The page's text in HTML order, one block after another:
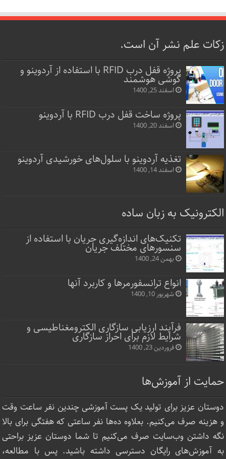
زکات علم نشر آن است.
پروژه قفل‌ درب RFID با استفاده از آردوینو و
گوشی هوشمند
اسفند 25, 1400
پروژه ساخت قفل‌ درب RFID با آردوینو
اسفند 20, 1400
تغذیه آردوینو با سلول‌های خورشیدی آردوینو
اسفند 14, 1400
الکترونیک به زبان ساده
تکنیک‌های اندازه‌گیری جریان با استفاده از
سنسورهای مختلف جریان
بهمن 24, 1400
انواع ترانسفورمرها و کاربرد آنها
شهریور 10, 1400
فرآیند ارزیابی سازگاری الکترومغناطیسی و
شرایط لازم برای احراز سازگاری
فروردین 23, 1400
حمایت از آموزش‌ها
دوستان عزیز برای تولید یک پست آموزشی چندین نفر ساعت‌ وقت
و هزینه صرف می‌کنیم. بعلاوه ده‌ها نفر ساعتی که هفتگی برای بالا
نگه داشتن وب‌سایت صرف ‌می‌کنیم تا شما دوستان عزیز براحتی
به آموزش‌های رایگان دسترسی داشته باشید. پس با مطالعه،